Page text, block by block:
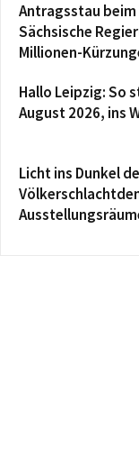
Antragsstau beim
Sächsische
Millionen-
Hallo Leipzig: So
August 2026, ins
Licht ins Dunkel